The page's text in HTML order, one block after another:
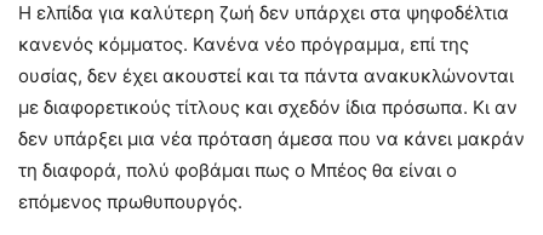
Η ελπίδα για καλύτερη ζωή δεν υπάρχει στα ψηφοδέλτια
κανενός κόμματος. Κανένα νέο πρόγραμμα, επί της
ουσίας, δεν έχει ακουστεί και τα πάντα ανακυκλώνονται
με διαφορετικούς τίτλους και σχεδόν ίδια πρόσωπα. Κι αν
δεν υπάρξει μια νέα πρόταση άμεσα που να κάνει μακράν
τη διαφορά, πολύ φοβάμαι πως ο Μπέος θα είναι ο
επόμενος πρωθυπουργός.